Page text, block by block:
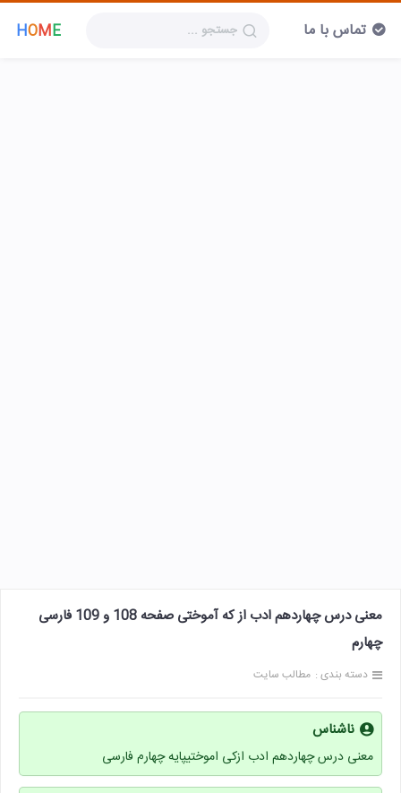
HOME تماس با ما
معنی درس چهاردهم ادب از که آموختی صفحه 108 و 109 فارسی
چهارم
دسته بندی : مطالب سایت
ناشناس
معنی درس چهاردهم ادب ازکی اموختیپایه چهارم فارسی